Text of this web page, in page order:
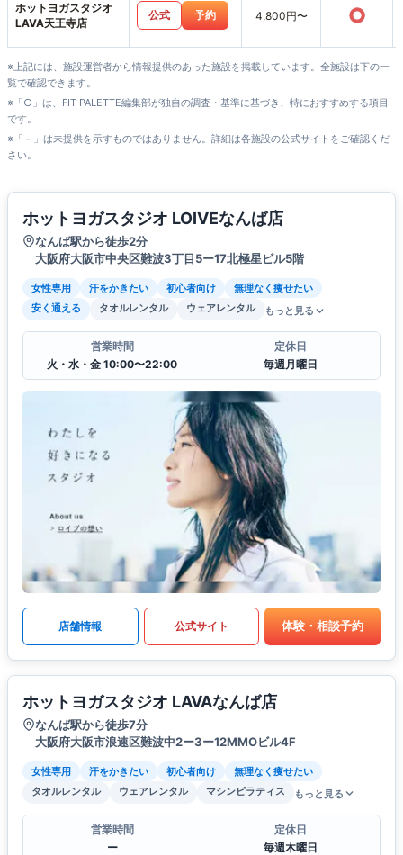
ホットヨガスタジオ
LAVA天王寺店
公式 予約 4,800円〜 ○
※上記には、施設運営者から情報提供のあった施設を掲載しています。全施設は下の一
覧で確認できます。
※「○」は、FIT PALETTE編集部が独自の調査・基準に基づき、特におすすめする項目
です。
※「－」は未提供を示すものではありません。詳細は各施設の公式サイトをご確認くだ
さい。
ホットヨガスタジオ LOIVEなんば店
なんば駅から徒歩2分
大阪府大阪市中央区難波3丁目5ー17北極星ビル5階
女性専用 汗をかきたい 初心者向け
無理なく痩せたい
安く通える
タオルレンタル ウェアレンタル もっと見る
営業時間
火・水・金 10:00〜22:00
定休日
毎週月曜日
店舗情報 公式サイト 体験・相談予約
ホットヨガスタジオ LAVAなんば店
なんば駅から徒歩7分
大阪府大阪市浪速区難波中2ー3ー12MMOビル4F
女性専用 汗をかきたい 初心者向け
無理なく痩せたい
タオルレンタル
ウェアレンタル マシンピラティス もっと見る
営業時間
ー
定休日
毎週木曜日